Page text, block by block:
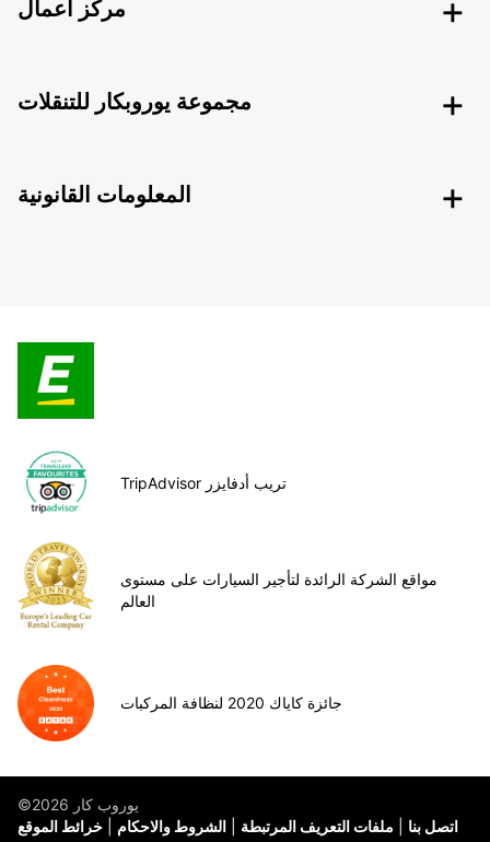
مركز أعمال
مجموعة يوروبكار للتنقلات
المعلومات القانونية
TripAdvisor تريب أدفايزر
مواقع الشركة الرائدة لتأجير السيارات على مستوى
العالم
جائزة كاياك 2020 لنظافة المركبات
©يوروب كار 2026
خرائط الموقع
الشروط والاحكام ملفات التعريف المرتبطة اتصل بنا